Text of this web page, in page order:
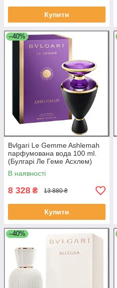
Купити
–40%
Bvlgari Le Gemme Ashlemah
парфумована вода 100 ml.
(Булгарі Ле Геме Асхлем)
В наявності
8 328 ₴ 13 880 ₴
Купити
–40%